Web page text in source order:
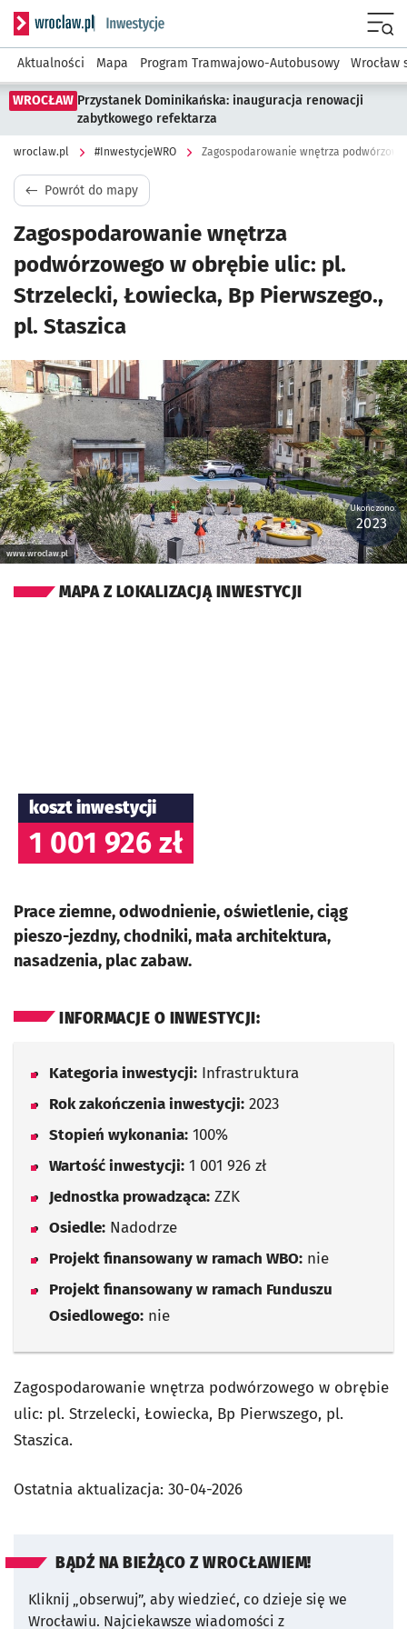
Serwis informacyjny wroclaw.pl podserwis:
Aktualności Mapa Program Tramwajowo-Autobusowy Wrocław
WROCŁAW Przystanek Dominikańska: inauguracja renowacji
zabytkowego refektarza
wroclaw.pl #InwestycjeWRO
Powrót do mapy
Zagospodarowanie wnętrza
podwórzowego w obrębie ulic: pl.
Strzelecki, Łowiecka, Bp Pierwszego.,
pl. Staszica
Kliknij, aby powiększyć
www.wroclaw.pl
Ukończono:
2023
MAPA Z LOKALIZACJĄ INWESTYCJI
koszt inwestycji
1 001 926 zł
Prace ziemne, odwodnienie, oświetlenie, ciąg
pieszo-jezdny, chodniki, mała architektura,
nasadzenia, plac zabaw.
INFORMACJE O INWESTYCJI:
Kategoria inwestycji: Infrastruktura
Rok zakończenia inwestycji: 2023
Stopień wykonania: 100%
Wartość inwestycji: 1 001 926 zł
Jednostka prowadząca: ZZK
Osiedle: Nadodrze
Projekt finansowany w ramach WBO: nie
Projekt finansowany w ramach Funduszu
Osiedlowego: nie
Zagospodarowanie wnętrza podwórzowego w obrębie
ulic: pl. Strzelecki, Łowiecka, Bp Pierwszego, pl.
Staszica.
Ostatnia aktualizacja: 30-04-2026
BĄDŹ NA BIEŻĄCO Z WROCŁAWIEM!
Kliknij „obserwuj”, aby wiedzieć, co dzieje się we
Wrocławiu. Najciekawsze wiadomości z